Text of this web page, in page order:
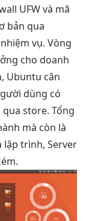
UFW và mã
bản qua
vụ. Vòng
cho doanh
Ubuntu cân
dùng có
store. Tổng
mà còn là
lập trình, Server